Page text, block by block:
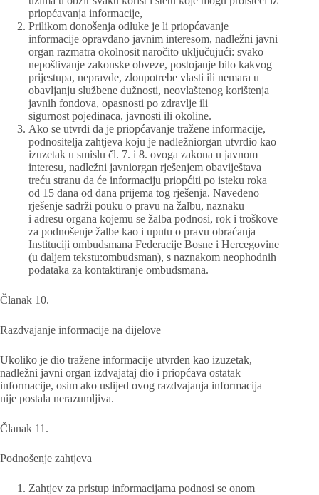
priopćavanja informacije,
Prilikom donošenja odluke je li priopćavanje
informacije opravdano javnim interesom, nadležni javni
organ razmatra okolnosit naročito uključujući: svako
nepoštivanje zakonske obveze, postojanje bilo kakvog
prijestupa, nepravde, zloupotrebe vlasti ili nemara u
obavljanju službene dužnosti, neovlaštenog korištenja
javnih fondova, opasnosti po zdravlje ili
sigurnost pojedinaca, javnosti ili okoline.
Ako se utvrdi da je priopćavanje tražene informacije,
podnositelja zahtjeva koju je nadležniorgan utvrdio kao
izuzetak u smislu čl. 7. i 8. ovoga zakona u javnom
interesu, nadležni javniorgan rješenjem obaviještava
treću stranu da će informaciju priopćiti po isteku roka
od 15 dana od dana prijema tog rješenja. Navedeno
rješenje sadrži pouku o pravu na žalbu, naznaku
i adresu organa kojemu se žalba podnosi, rok i troškove
za podnošenje žalbe kao i uputu o pravu obraćanja
Instituciji ombudsmana Federacije Bosne i Hercegovine
(u daljem tekstu:ombudsman), s naznakom neophodnih
podataka za kontaktiranje ombudsmana.
Članak 10.
Razdvajanje informacije na dijelove
Ukoliko je dio tražene informacije utvrđen kao izuzetak,
nadležni javni organ izdvajataj dio i priopćava ostatak
informacije, osim ako uslijed ovog razdvajanja informacija
nije postala nerazumljiva.
Članak 11.
Podnošenje zahtjeva
Zahtjev za pristup informacijama podnosi se onom